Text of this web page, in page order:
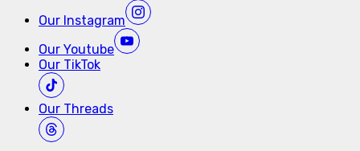
Our Instagram
Our Youtube
Our TikTok
Our Threads